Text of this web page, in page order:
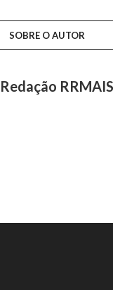
SOBRE O AUTOR
Redação RRMAIS